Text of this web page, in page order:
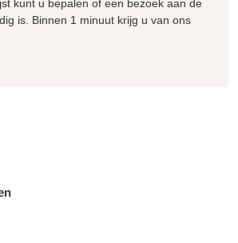
kunt u bepalen of een bezoek aan de
is. Binnen 1 minuut krijg u van ons